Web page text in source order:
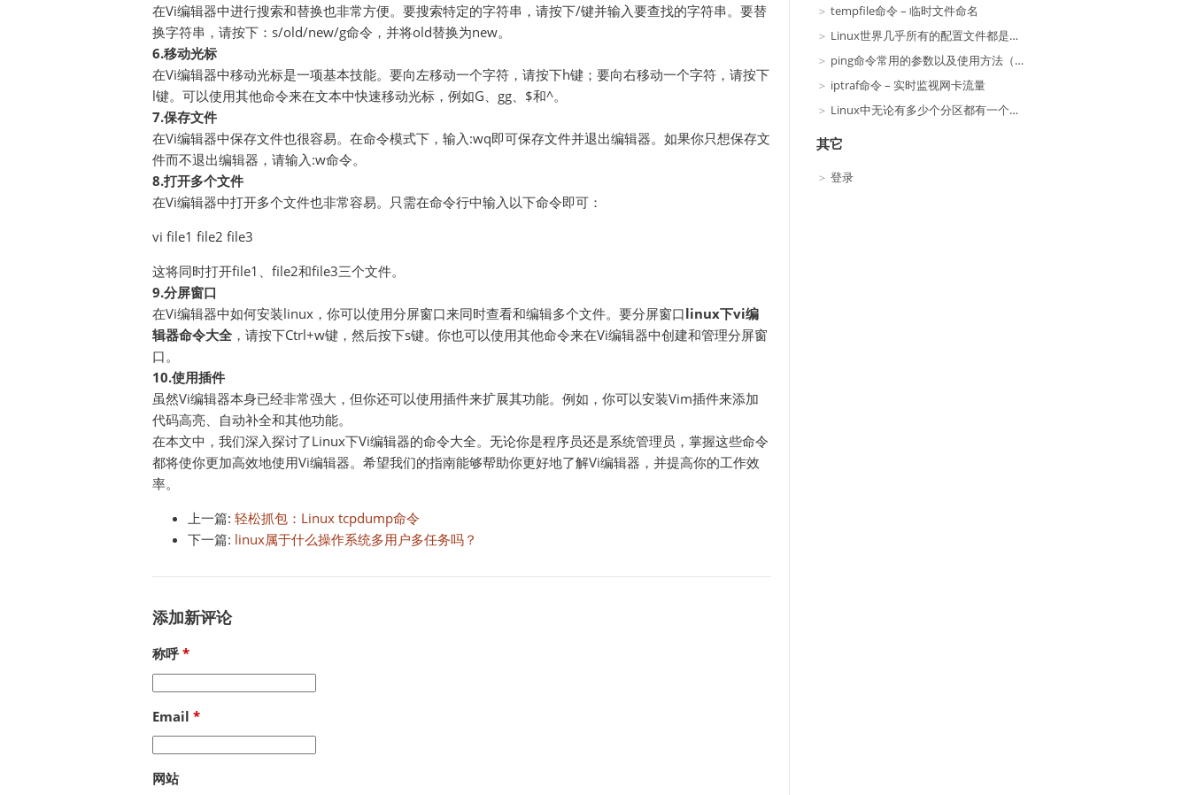
在Vi编辑器中进行搜索和替换也非常方便。要搜索特定的字符串，请按下/键并输入要查找的字符串。要替
换字符串，请按下：s/old/new/g命令，并将old替换为new。
6.移动光标
在Vi编辑器中移动光标是一项基本技能。要向左移动一个字符，请按下h键；要向右移动一个字符，请按下
l键。可以使用其他命令来在文本中快速移动光标，例如G、gg、$和^。
7.保存文件
在Vi编辑器中保存文件也很容易。在命令模式下，输入:wq即可保存文件并退出编辑器。如果你只想保存文
件而不退出编辑器，请输入:w命令。
8.打开多个文件
在Vi编辑器中打开多个文件也非常容易。只需在命令行中输入以下命令即可：
vi file1 file2 file3
这将同时打开file1、file2和file3三个文件。
9.分屏窗口
在Vi编辑器中如何安装linux，你可以使用分屏窗口来同时查看和编辑多个文件。要分屏窗口linux下vi编
辑器命令大全 ，请按下Ctrl+w键，然后按下s键。你也可以使用其他命令来在Vi编辑器中创建和管理分屏窗
口。
10.使用插件
虽然Vi编辑器本身已经非常强大，但你还可以使用插件来扩展其功能。例如，你可以安装Vim插件来添加
代码高亮、自动补全和其他功能。
在本文中，我们深入探讨了Linux下Vi编辑器的命令大全。无论你是程序员还是系统管理员，掌握这些命令
都将使你更加高效地使用Vi编辑器。希望我们的指南能够帮助你更好地了解Vi编辑器，并提高你的工作效
率。
上一篇: 轻松抓包：Linux tcpdump命令
下一篇: linux属于什么操作系统多用户多任务吗？
添加新评论
称呼
Email
网站
tempfile命令 – 临时文件命名
Linux世界几乎所有的配置文件都是以纯文本形式存在的
ping命令常用的参数以及使用方法（ITmemo博主）
iptraf命令 – 实时监视网卡流量
Linux中无论有多少个分区都有一个根？
其它
登录